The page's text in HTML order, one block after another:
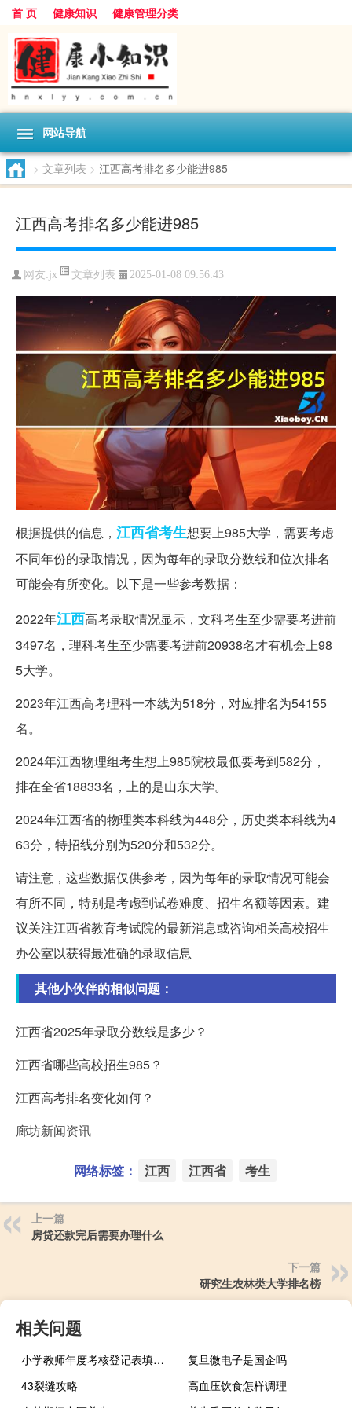
首 页 健康知识 健康管理分类
网站导航
> 文章列表 > 江西高考排名多少能进985
江西高考排名多少能进985
网友:jx 文章列表 2025-01-08 09:56:43
根据提供的信息， 江西省考生想要上985大学，需要考虑
不同年份的录取情况，因为每年的录取分数线和位次排名
可能会有所变化。以下是一些参考数据：
2022年江西高考录取情况显示，文科考生至少需要考进前
3497名，理科考生至少需要考进前20938名才有机会上98
5大学。
2023年江西高考理科一本线为518分，对应排名为54155
名。
2024年江西物理组考生想上985院校最低要考到582分，
排在全省18833名，上的是山东大学。
2024年江西省的物理类本科线为448分，历史类本科线为4
63分，特招线分别为520分和532分。
请注意，这些数据仅供参考，因为每年的录取情况可能会
有所不同，特别是考虑到试卷难度、招生名额等因素。建
议关注江西省教育考试院的最新消息或咨询相关高校招生
办公室以获得最准确的录取信息
其他小伙伴的相似问题：
江西省2025年录取分数线是多少？
江西省哪些高校招生985？
江西高考排名变化如何？
廊坊新闻资讯
网络标签： 江西 江西省 考生
上一篇
房贷还款完后需要办理什么
下一篇
研究生农林类大学排名榜
相关问题
小学教师年度考核登记表填写（小学教师年度考核表填写）
复旦微电子是国企吗
43裂缝攻略
高血压饮食怎样调理